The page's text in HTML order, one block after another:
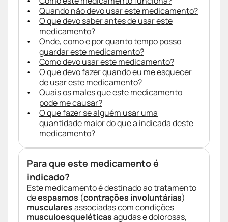
Quando não devo usar este medicamento?
O que devo saber antes de usar este
medicamento?
Onde, como e por quanto tempo posso
guardar este medicamento?
Como devo usar este medicamento?
O que devo fazer quando eu me esquecer
de usar este medicamento?
Quais os males que este medicamento
pode me causar?
O que fazer se alguém usar uma
quantidade maior do que a indicada deste
medicamento?
Para que este medicamento é
indicado?
Este medicamento é destinado ao tratamento
deespasmos (contrações involuntárias)
muscularesassociadas com condições
musculoesqueléticasagudas e dolorosas,